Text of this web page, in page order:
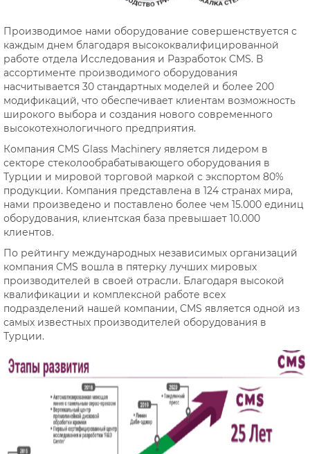
Производимое нами оборудование совершенствуется с
каждым днем благодаря высококвалифицированной
работе отдела Исследования и Разработок CMS. В
ассортименте производимого оборудования
насчитывается 30 стандартных моделей и более 200
модификаций, что обеспечивает клиентам возможность
широкого выбора и создания нового современного
высокотехнологичного предприятия.
Компания СМS Glass Machinery является лидером в
секторе стеколообрабатывающего оборудования в
Турции и мировой торговой маркой с экспортом 80%
продукции. Компания представлена в 124 странах мира,
нами произведено и поставлено более чем 15.000 единиц
оборудования, клиентская база превышает 10.000
клиентов.
По рейтингу международных независимых организаций
компания CMS вошла в пятерку лучших мировых
производителей в своей отрасли. Благодаря высокой
квалификации и комплексной работе всех
подразделений нашей компании, CMS является одной из
самых известных производителей оборудования в
Турции.